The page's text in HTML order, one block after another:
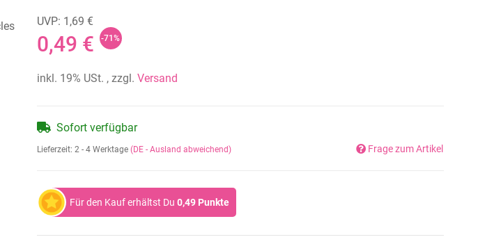
UVP: 1,69 €
0,49 € -71%
inkl. 19% USt. , zzgl. Versand
Sofort verfügbar
Lieferzeit: 2 - 4 Werktage (DE - Ausland abweichend) Frage zum Artikel
Für den Kauf erhältst Du 0,49 Punkte